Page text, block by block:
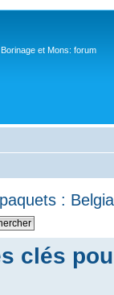
et Mons: forum
:
clés